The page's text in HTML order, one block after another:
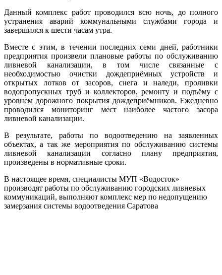
Данный комплекс работ проводился всю ночь, до полного
устранения аварий коммунальными службами города и
завершился к шести часам утра.
Вместе с этим, в течении последних семи дней, работники
предприятия произвели плановые работы по обслуживанию
ливневой канализации, в том числе связанные с
необходимостью очистки дождеприёмных устройств и
открытых лотков от засоров, снега и наледи, проливки
водопропускных труб и коллекторов, ремонту и подъёму с
уровнем дорожного покрытия дождеприёмников. Ежедневно
проводился мониторинг мест наиболее частого засора
ливневой канализации.
В результате, работы по водоотведению на заявленных
объектах, а так же мероприятия по обслуживанию системы
ливневой канализации согласно плану предприятия,
произведены в нормативные сроки.
В настоящее время, специалисты МУП «Водосток»
производят работы по обслуживанию городских ливневых
коммуникаций, выполняют комплекс мер по недопущению
замерзания системы водоотведения Саратова